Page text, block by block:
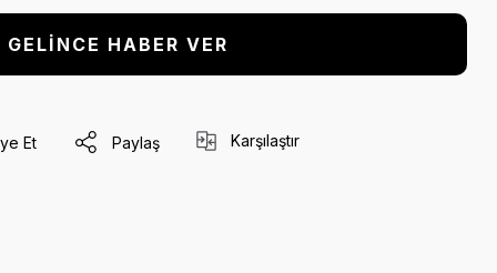
GELİNCE HABER VER
Et Paylaş Karşılaştır